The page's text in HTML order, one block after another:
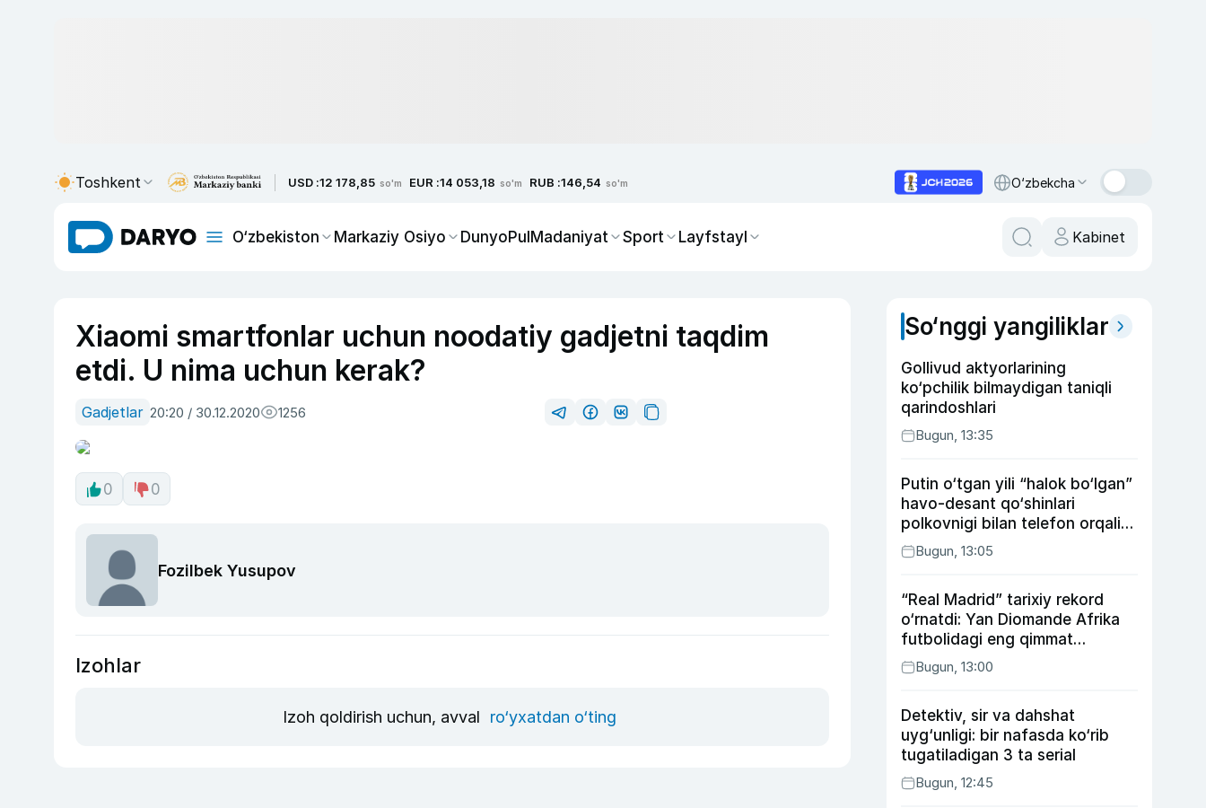
Toshkent USD :12 178,85 so'm EUR :14 053,18 so'm RUB :146,54 so'm O‘zbekcha
O‘zbekiston Markaziy Osiyo DunyoPulMadaniyat Sport Layfstayl Kabinet
Xiaomi smartfonlar uchun noodatiy gadjetni taqdim
etdi. U nima uchun kerak?
Gadjetlar 20:20 / 30.12.2020 1256
0 0
Fozilbek Yusupov
Izohlar
Izoh qoldirish uchun, avval ro‘yxatdan o‘ting
So‘nggi yangiliklar
Gollivud aktyorlarining
ko‘pchilik bilmaydigan taniqli
qarindoshlari
Bugun, 13:35
Putin o‘tgan yili “halok bo‘lgan”
havo-desant qo‘shinlari
polkovnigi bilan telefon orqali
suhbatlashdi
Bugun, 13:05
“Real Madrid” tarixiy rekord
o‘rnatdi: Yan Diomande Afrika
futbolidagi eng qimmat
transferga aylandi
Bugun, 13:00
Detektiv, sir va dahshat
uyg‘unligi: bir nafasda ko‘rib
tugatiladigan 3 ta serial
Bugun, 12:45